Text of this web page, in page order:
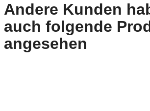
Andere Kunden
auch folgende
angesehen